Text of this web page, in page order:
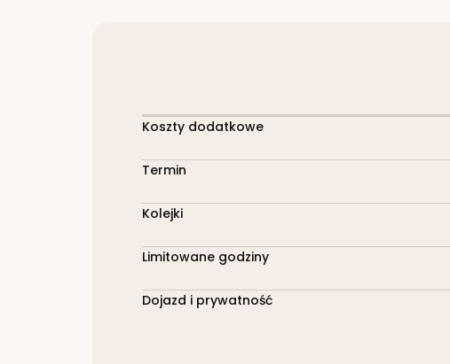
Koszty dodatkowe
Termin
Kolejki
Limitowane godziny
Dojazd i prywatność